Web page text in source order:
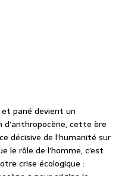
pané devient un
cette ère
décisive de l’humanité sur
le rôle de l’homme, c’est
crise écologique :